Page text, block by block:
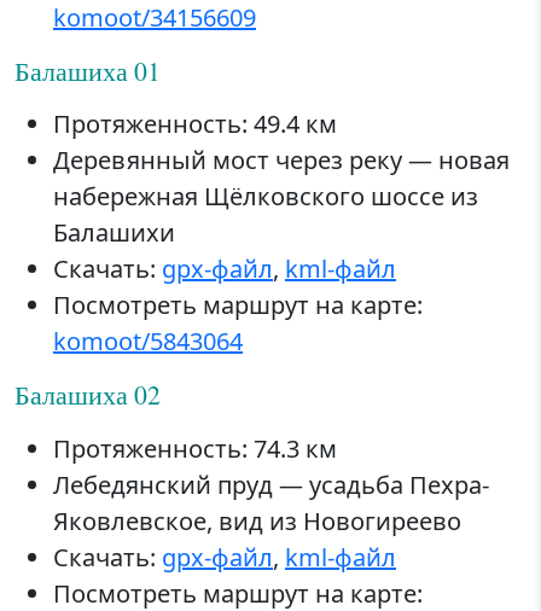
komoot/34156609
Балашиха 01
Протяженность: 49.4 км
Деревянный мост через реку — новая
набережная Щёлковского шоссе из
Балашихи
Скачать: gpx-файл, kml-файл
Посмотреть маршрут на карте:
komoot/5843064
Балашиха 02
Протяженность: 74.3 км
Лебедянский пруд — усадьба Пехра-
Яковлевское, вид из Новогиреево
Скачать: gpx-файл, kml-файл
Посмотреть маршрут на карте: